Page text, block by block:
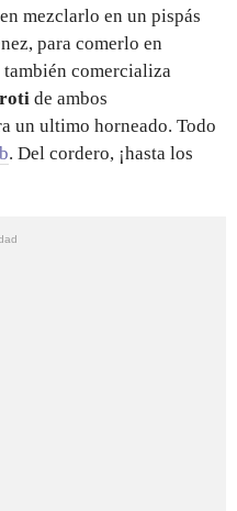
mezclarlo en un pispás
para comerlo en
comercializa
de ambos
un ultimo horneado. Todo
. Del cordero, ¡hasta los